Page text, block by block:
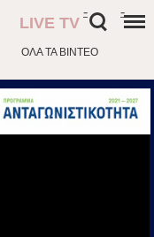
ΟΛΑ ΤΑ ΒΙΝΤΕΟ
LIVE TV
- -